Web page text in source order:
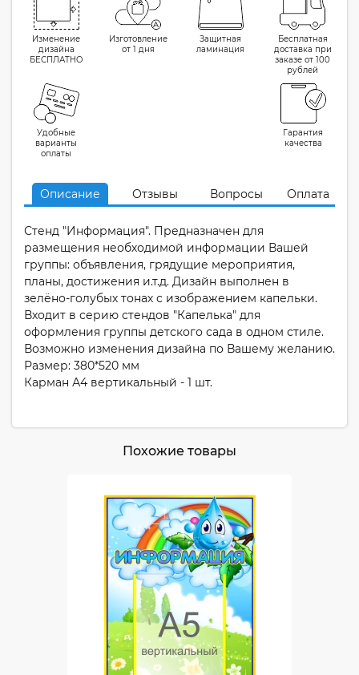
Изменение
дизайна
БЕСПЛАТНО
Изготовление
от 1 дня
Защитная
ламинация
Бесплатная
доставка при
заказе от 100
рублей
Удобные
варианты
оплаты
Гарантия
качества
Описание Отзывы Вопросы Оплата
Стенд "Информация". Предназначен для
размещения необходимой информации Вашей
группы: объявления, грядущие мероприятия,
планы, достижения и.т.д. Дизайн выполнен в
зелёно-голубых тонах с изображением капельки.
Входит в серию стендов "Капелька" для
оформления группы детского сада в одном стиле.
Возможно изменения дизайна по Вашему желанию.
Размер: 380*520 мм
Карман А4 вертикальный - 1 шт.
Похожие товары